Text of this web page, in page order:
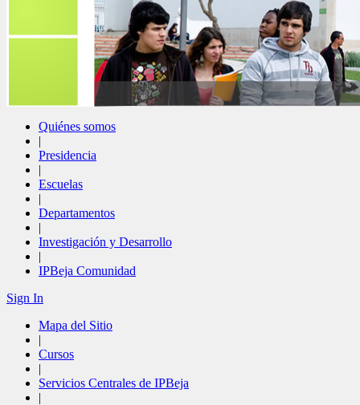
Quiénes somos
|
Presidencia
|
Escuelas
|
Departamentos
|
Investigación y Desarrollo
|
IPBeja Comunidad
Sign In
Mapa del Sitio
|
Cursos
|
Servicios Centrales de IPBeja
|